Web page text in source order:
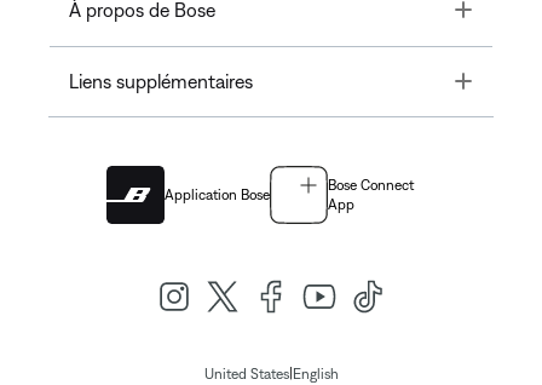
À propos de Bose Toggle
Liens supplémentaires Toggle
Application Bose
Bose Connect
App
United States| English